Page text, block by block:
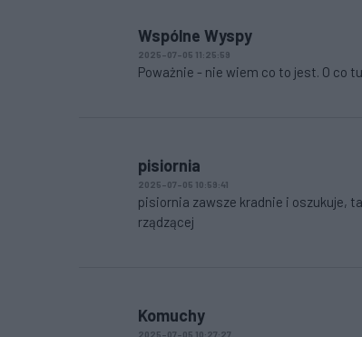
Wspólne Wyspy
2025-07-05 11:25:59
Poważnie - nie wiem co to jest. O co
pisiornia
2025-07-05 10:59:41
pisiornia zawsze kradnie i oszukuje,
rządzącej
Komuchy
2025-07-05 10:27:27